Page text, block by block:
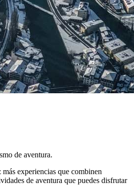
de aventura.
experiencias que combinen
de aventura que puedes disfrutar